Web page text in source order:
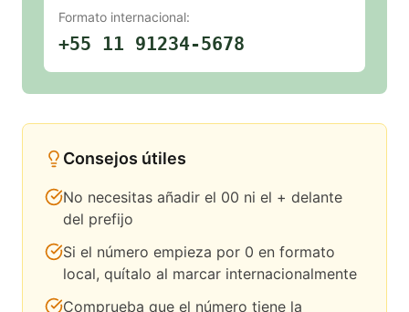
Formato internacional:
+55 11 91234-5678
Consejos útiles
No necesitas añadir el 00 ni el + delante
del prefijo
Si el número empieza por 0 en formato
local, quítalo al marcar internacionalmente
Comprueba que el número tiene la